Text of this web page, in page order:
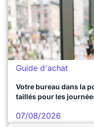
Guide d'achat
Votre bureau dans la
taillés pour les
07/08/2026